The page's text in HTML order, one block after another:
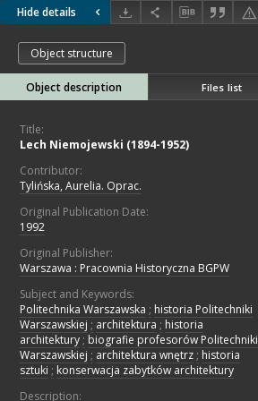
Hide details
Object structure
Object description Files list
Title:
Lech Niemojewski (1894-1952)
Contributor:
Tylińska, Aurelia. Oprac.
Original Publication Date:
1992
Original Publisher:
Warszawa : Pracownia Historyczna BGPW
Subject and Keywords:
Politechnika Warszawska ; historia Politechniki
Warszawskiej ; architektura ; historia
architektury ; biografie profesorów Politechniki
Warszawskiej ; architektura wnętrz ; historia
sztuki ; konserwacja zabytków architektury
Description: